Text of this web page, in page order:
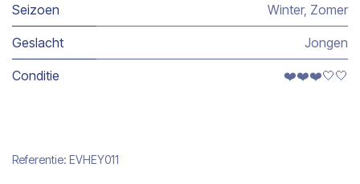
Seizoen Winter, Zomer
Geslacht Jongen
Conditie ❤️❤️❤️🤍🤍
Referentie: EVHEY011